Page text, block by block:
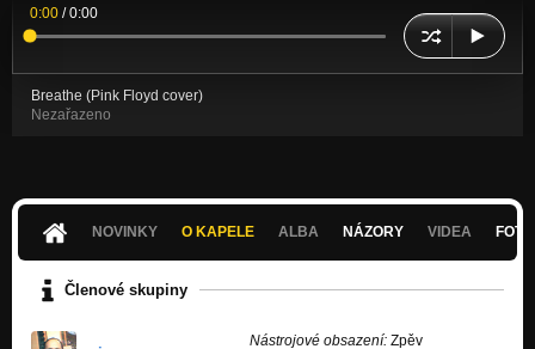
0:00 /0:00
Breathe (Pink Floyd cover)
Nezařazeno
NOVINKY O KAPELE ALBA NÁZORY VIDEA
Členové skupiny
Nástrojové obsazení: Zpěv